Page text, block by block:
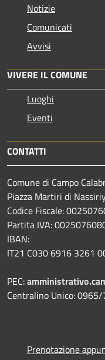
Notizie
Comunicati
Avvisi
VIVERE IL COMUNE
Luoghi
Eventi
CONTATTI
Comune di Campo
Piazza Martiri di
Codice Fiscale:
Partita IVA:
IBAN:
IT21 C030 6916 3261
PEC:
Centralino Unico:
Prenotazione